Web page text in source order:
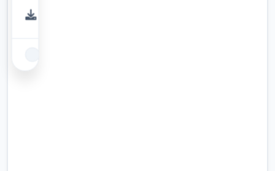
modernisticernistic,modernisticernistic部署